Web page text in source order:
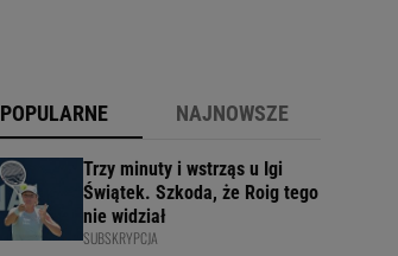
POPULARNE NAJNOWSZE
Trzy minuty i wstrząs u Igi
Świątek. Szkoda, że Roig tego
nie widział
SUBSKRYPCJA